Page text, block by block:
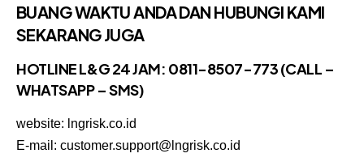
BUANG WAKTU ANDA DAN HUBUNGI KAMI
SEKARANG JUGA
HOTLINE L&G 24 JAM: 0811-8507-773 (CALL –
WHATSAPP – SMS)
website: lngrisk.co.id
E-mail: customer.support@lngrisk.co.id